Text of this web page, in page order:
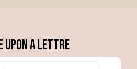
Upon a Lettre